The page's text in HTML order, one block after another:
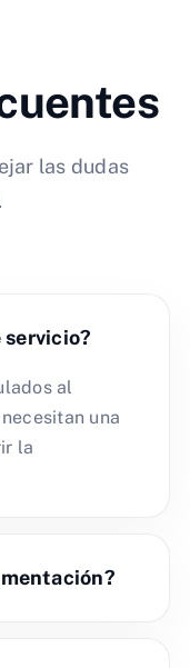
las dudas
al
una
la